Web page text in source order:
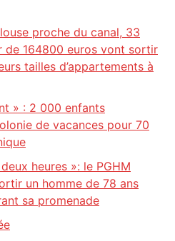
proche du canal, 33
de 164800 euros vont sortir
tailles d’appartements à
» : 2 000 enfants
de vacances pour 70
heures »: le PGHM
un homme de 78 ans
sa promenade